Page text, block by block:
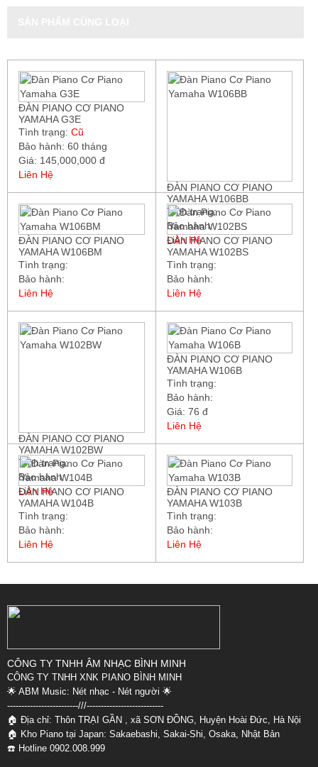
ĐÀN PIANO CƠ PIANO
YAMAHA G3E
Tình trạng: Cũ
Bảo hành: 60 tháng
Giá: 145,000,000 đ
Liên Hệ
ĐÀN PIANO CƠ PIANO
YAMAHA W106BB
Tình trạng:
Bảo hành:
Liên Hệ
ĐÀN PIANO CƠ PIANO
YAMAHA W106BM
Tình trạng:
Bảo hành:
Liên Hệ
ĐÀN PIANO CƠ PIANO
YAMAHA W102BS
Tình trạng:
Bảo hành:
Liên Hệ
ĐÀN PIANO CƠ PIANO
YAMAHA W102BW
Tình trạng:
Bảo hành:
Liên Hệ
ĐÀN PIANO CƠ PIANO
YAMAHA W106B
Tình trạng:
Bảo hành:
Giá: 76 đ
Liên Hệ
ĐÀN PIANO CƠ PIANO
YAMAHA W104B
Tình trạng:
Bảo hành:
Liên Hệ
ĐÀN PIANO CƠ PIANO
YAMAHA W103B
Tình trạng:
Bảo hành:
Liên Hệ
CÔNG TY TNHH ÂM NHẠC BÌNH MINH
CÔNG TY TNHH XNK PIANO BÌNH MINH
🌟 ABM Music: Nét nhạc - Nét người 🌟
-------------------------///---------------------------
🏠 Địa chỉ: Thôn TRẠI GẦN , xã SƠN ĐỒNG, Huyện Hoài Đức, Hà Nội
🏠 Kho Piano tại Japan: Sakaebashi, Sakai-Shi, Osaka, Nhật Bản
☎️ Hotline 0902.008.999